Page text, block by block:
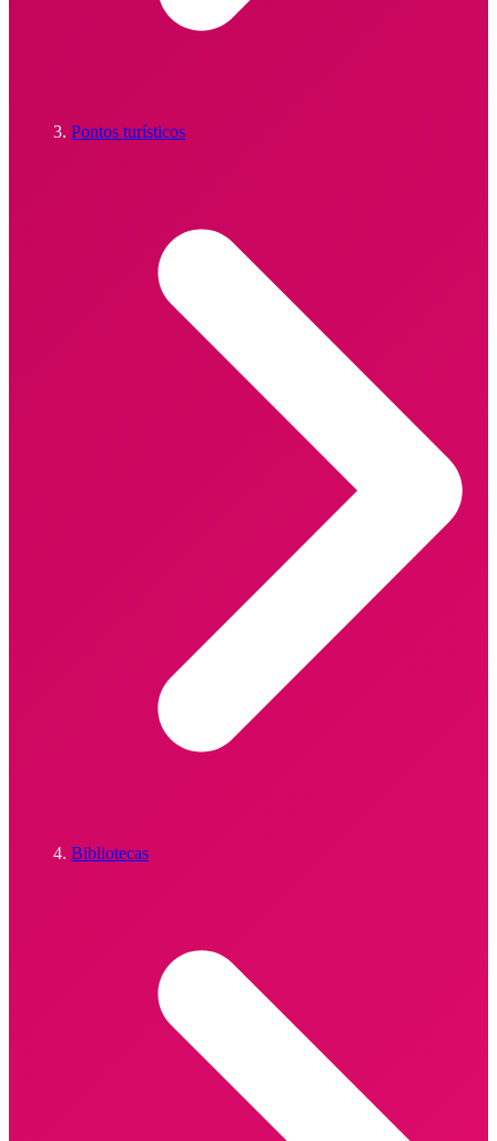
Pontos turísticos
Bibliotecas